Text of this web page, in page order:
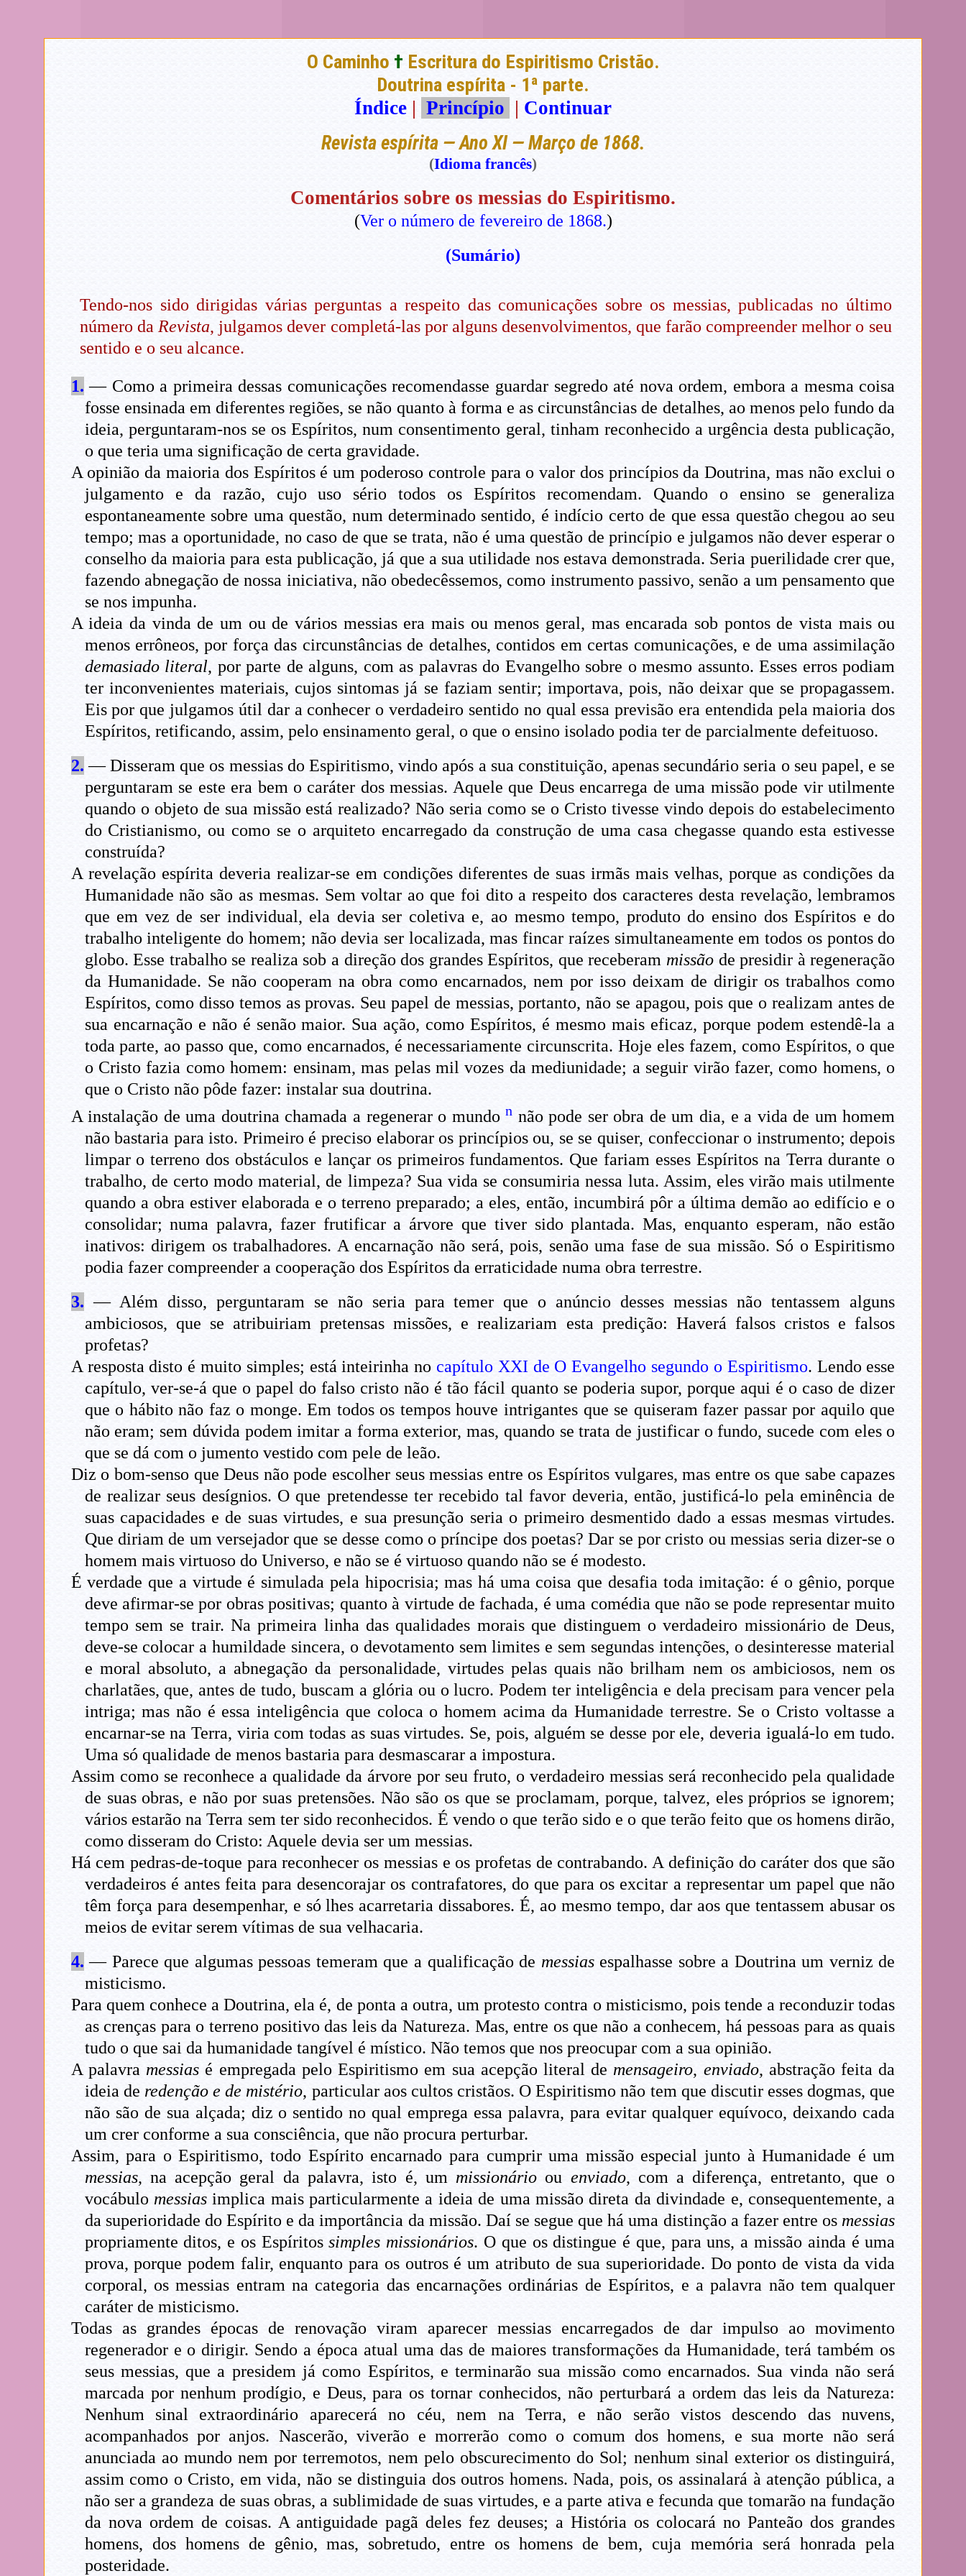
O Caminho † Escritura do Espiritismo Cristão.
Doutrina espírita - 1ª parte.
Índice | Princípio | Continuar
Revista espírita — Ano XI — Março de 1868.
(Idioma francês)
Comentários sobre os messias do Espiritismo.
(Ver o número de fevereiro de 1868.)
(Sumário)
Tendo-nos sido dirigidas várias perguntas a respeito das comunicações sobre os messias, publicadas no último
número da Revista, julgamos dever completá-las por alguns desenvolvimentos, que farão compreender melhor o seu
sentido e o seu alcance.
1. — Como a primeira dessas comunicações recomendasse guardar segredo até nova ordem, embora a mesma coisa
fosse ensinada em diferentes regiões, se não quanto à forma e as circunstâncias de detalhes, ao menos pelo fundo da
ideia, perguntaram-nos se os Espíritos, num consentimento geral, tinham reconhecido a urgência desta publicação,
o que teria uma significação de certa gravidade.
A opinião da maioria dos Espíritos é um poderoso controle para o valor dos princípios da Doutrina, mas não exclui o
julgamento e da razão, cujo uso sério todos os Espíritos recomendam. Quando o ensino se generaliza
espontaneamente sobre uma questão, num determinado sentido, é indício certo de que essa questão chegou ao seu
tempo; mas a oportunidade, no caso de que se trata, não é uma questão de princípio e julgamos não dever esperar o
conselho da maioria para esta publicação, já que a sua utilidade nos estava demonstrada. Seria puerilidade crer que,
fazendo abnegação de nossa iniciativa, não obedecêssemos, como instrumento passivo, senão a um pensamento que
se nos impunha.
A ideia da vinda de um ou de vários messias era mais ou menos geral, mas encarada sob pontos de vista mais ou
menos errôneos, por força das circunstâncias de detalhes, contidos em certas comunicações, e de uma assimilação
demasiado literal, por parte de alguns, com as palavras do Evangelho sobre o mesmo assunto. Esses erros podiam
ter inconvenientes materiais, cujos sintomas já se faziam sentir; importava, pois, não deixar que se propagassem.
Eis por que julgamos útil dar a conhecer o verdadeiro sentido no qual essa previsão era entendida pela maioria dos
Espíritos, retificando, assim, pelo ensinamento geral, o que o ensino isolado podia ter de parcialmente defeituoso.
2. — Disseram que os messias do Espiritismo, vindo após a sua constituição, apenas secundário seria o seu papel, e se
perguntaram se este era bem o caráter dos messias. Aquele que Deus encarrega de uma missão pode vir utilmente
quando o objeto de sua missão está realizado? Não seria como se o Cristo tivesse vindo depois do estabelecimento
do Cristianismo, ou como se o arquiteto encarregado da construção de uma casa chegasse quando esta estivesse
construída?
A revelação espírita deveria realizar-se em condições diferentes de suas irmãs mais velhas, porque as condições da
Humanidade não são as mesmas. Sem voltar ao que foi dito a respeito dos caracteres desta revelação, lembramos
que em vez de ser individual, ela devia ser coletiva e, ao mesmo tempo, produto do ensino dos Espíritos e do
trabalho inteligente do homem; não devia ser localizada, mas fincar raízes simultaneamente em todos os pontos do
globo. Esse trabalho se realiza sob a direção dos grandes Espíritos, que receberam missão de presidir à regeneração
da Humanidade. Se não cooperam na obra como encarnados, nem por isso deixam de dirigir os trabalhos como
Espíritos, como disso temos as provas. Seu papel de messias, portanto, não se apagou, pois que o realizam antes de
sua encarnação e não é senão maior. Sua ação, como Espíritos, é mesmo mais eficaz, porque podem estendê-la a
toda parte, ao passo que, como encarnados, é necessariamente circunscrita. Hoje eles fazem, como Espíritos, o que
o Cristo fazia como homem: ensinam, mas pelas mil vozes da mediunidade; a seguir virão fazer, como homens, o
que o Cristo não pôde fazer: instalar sua doutrina.
A instalação de uma doutrina chamada a regenerar o mundon não pode ser obra de um dia, e a vida de um homem
não bastaria para isto. Primeiro é preciso elaborar os princípios ou, se se quiser, confeccionar o instrumento; depois
limpar o terreno dos obstáculos e lançar os primeiros fundamentos. Que fariam esses Espíritos na Terra durante o
trabalho, de certo modo material, de limpeza? Sua vida se consumiria nessa luta. Assim, eles virão mais utilmente
quando a obra estiver elaborada e o terreno preparado; a eles, então, incumbirá pôr a última demão ao edifício e o
consolidar; numa palavra, fazer frutificar a árvore que tiver sido plantada. Mas, enquanto esperam, não estão
inativos: dirigem os trabalhadores. A encarnação não será, pois, senão uma fase de sua missão. Só o Espiritismo
podia fazer compreender a cooperação dos Espíritos da erraticidade numa obra terrestre.
3. — Além disso, perguntaram se não seria para temer que o anúncio desses messias não tentassem alguns
ambiciosos, que se atribuiriam pretensas missões, e realizariam esta predição: Haverá falsos cristos e falsos
profetas?
A resposta disto é muito simples; está inteirinha no capítulo XXI de O Evangelho segundo o Espiritismo. Lendo esse
capítulo, ver-se-á que o papel do falso cristo não é tão fácil quanto se poderia supor, porque aqui é o caso de dizer
que o hábito não faz o monge. Em todos os tempos houve intrigantes que se quiseram fazer passar por aquilo que
não eram; sem dúvida podem imitar a forma exterior, mas, quando se trata de justificar o fundo, sucede com eles o
que se dá com o jumento vestido com pele de leão.
Diz o bom-senso que Deus não pode escolher seus messias entre os Espíritos vulgares, mas entre os que sabe capazes
de realizar seus desígnios. O que pretendesse ter recebido tal favor deveria, então, justificá-lo pela eminência de
suas capacidades e de suas virtudes, e sua presunção seria o primeiro desmentido dado a essas mesmas virtudes.
Que diriam de um versejador que se desse como o príncipe dos poetas? Dar se por cristo ou messias seria dizer-se o
homem mais virtuoso do Universo, e não se é virtuoso quando não se é modesto.
É verdade que a virtude é simulada pela hipocrisia; mas há uma coisa que desafia toda imitação: é o gênio, porque
deve afirmar-se por obras positivas; quanto à virtude de fachada, é uma comédia que não se pode representar muito
tempo sem se trair. Na primeira linha das qualidades morais que distinguem o verdadeiro missionário de Deus,
deve-se colocar a humildade sincera, o devotamento sem limites e sem segundas intenções, o desinteresse material
e moral absoluto, a abnegação da personalidade, virtudes pelas quais não brilham nem os ambiciosos, nem os
charlatães, que, antes de tudo, buscam a glória ou o lucro. Podem ter inteligência e dela precisam para vencer pela
intriga; mas não é essa inteligência que coloca o homem acima da Humanidade terrestre. Se o Cristo voltasse a
encarnar-se na Terra, viria com todas as suas virtudes. Se, pois, alguém se desse por ele, deveria igualá-lo em tudo.
Uma só qualidade de menos bastaria para desmascarar a impostura.
Assim como se reconhece a qualidade da árvore por seu fruto, o verdadeiro messias será reconhecido pela qualidade
de suas obras, e não por suas pretensões. Não são os que se proclamam, porque, talvez, eles próprios se ignorem;
vários estarão na Terra sem ter sido reconhecidos. É vendo o que terão sido e o que terão feito que os homens dirão,
como disseram do Cristo: Aquele devia ser um messias.
Há cem pedras-de-toque para reconhecer os messias e os profetas de contrabando. A definição do caráter dos que são
verdadeiros é antes feita para desencorajar os contrafatores, do que para os excitar a representar um papel que não
têm força para desempenhar, e só lhes acarretaria dissabores. É, ao mesmo tempo, dar aos que tentassem abusar os
meios de evitar serem vítimas de sua velhacaria.
4. — Parece que algumas pessoas temeram que a qualificação de messiasespalhasse sobre a Doutrina um verniz de
misticismo.
Para quem conhece a Doutrina, ela é, de ponta a outra, um protesto contra o misticismo, pois tende a reconduzir todas
as crenças para o terreno positivo das leis da Natureza. Mas, entre os que não a conhecem, há pessoas para as quais
tudo o que sai da humanidade tangível é místico. Não temos que nos preocupar com a sua opinião.
A palavra messias é empregada pelo Espiritismo em sua acepção literal de mensageiro, enviado, abstração feita da
ideia de redenção e de mistério, particular aos cultos cristãos. O Espiritismo não tem que discutir esses dogmas, que
não são de sua alçada; diz o sentido no qual emprega essa palavra, para evitar qualquer equívoco, deixando cada
um crer conforme a sua consciência, que não procura perturbar.
Assim, para o Espiritismo, todo Espírito encarnado para cumprir uma missão especial junto à Humanidade é um
messias, na acepção geral da palavra, isto é, um missionário ou enviado, com a diferença, entretanto, que o
vocábulo messiasimplica mais particularmente a ideia de uma missão direta da divindade e, consequentemente, a
da superioridade do Espírito e da importância da missão. Daí se segue que há uma distinção a fazer entre os messias
propriamente ditos, e os Espíritossimples missionários. O que os distingue é que, para uns, a missão ainda é uma
prova, porque podem falir, enquanto para os outros é um atributo de sua superioridade. Do ponto de vista da vida
corporal, os messias entram na categoria das encarnações ordinárias de Espíritos, e a palavra não tem qualquer
caráter de misticismo.
Todas as grandes épocas de renovação viram aparecer messias encarregados de dar impulso ao movimento
regenerador e o dirigir. Sendo a época atual uma das de maiores transformações da Humanidade, terá também os
seus messias, que a presidem já como Espíritos, e terminarão sua missão como encarnados. Sua vinda não será
marcada por nenhum prodígio, e Deus, para os tornar conhecidos, não perturbará a ordem das leis da Natureza:
Nenhum sinal extraordinário aparecerá no céu, nem na Terra, e não serão vistos descendo das nuvens,
acompanhados por anjos. Nascerão, viverão e morrerão como o comum dos homens, e sua morte não será
anunciada ao mundo nem por terremotos, nem pelo obscurecimento do Sol; nenhum sinal exterior os distinguirá,
assim como o Cristo, em vida, não se distinguia dos outros homens. Nada, pois, os assinalará à atenção pública, a
não ser a grandeza de suas obras, a sublimidade de suas virtudes, e a parte ativa e fecunda que tomarão na fundação
da nova ordem de coisas. A antiguidade pagã deles fez deuses; a História os colocará no Panteão dos grandes
homens, dos homens de gênio, mas, sobretudo, entre os homens de bem, cuja memória será honrada pela
posteridade.